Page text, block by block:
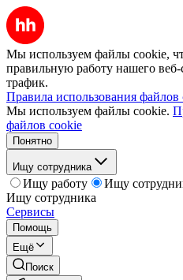
Мы используем файлы cookie,
правильную работу нашего веб-
трафик.
Правила использования файлов
Мы используем файлы cookie.
файлов cookie
Понятно
Ищу сотрудника
Ищу работу
Ищу
Ищу сотрудника
Сервисы
Помощь
Ещё
Поиск